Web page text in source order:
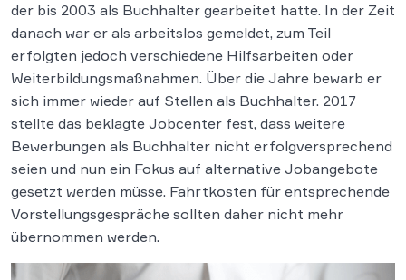
der bis 2003 als Buchhalter gearbeitet hatte. In der Zeit
danach war er als arbeitslos gemeldet, zum Teil
erfolgten jedoch verschiedene Hilfsarbeiten oder
Weiterbildungsmaßnahmen. Über die Jahre bewarb er
sich immer wieder auf Stellen als Buchhalter. 2017
stellte das beklagte Jobcenter fest, dass weitere
Bewerbungen als Buchhalter nicht erfolgversprechend
seien und nun ein Fokus auf alternative Jobangebote
gesetzt werden müsse. Fahrtkosten für entsprechende
Vorstellungsgespräche sollten daher nicht mehr
übernommen werden.